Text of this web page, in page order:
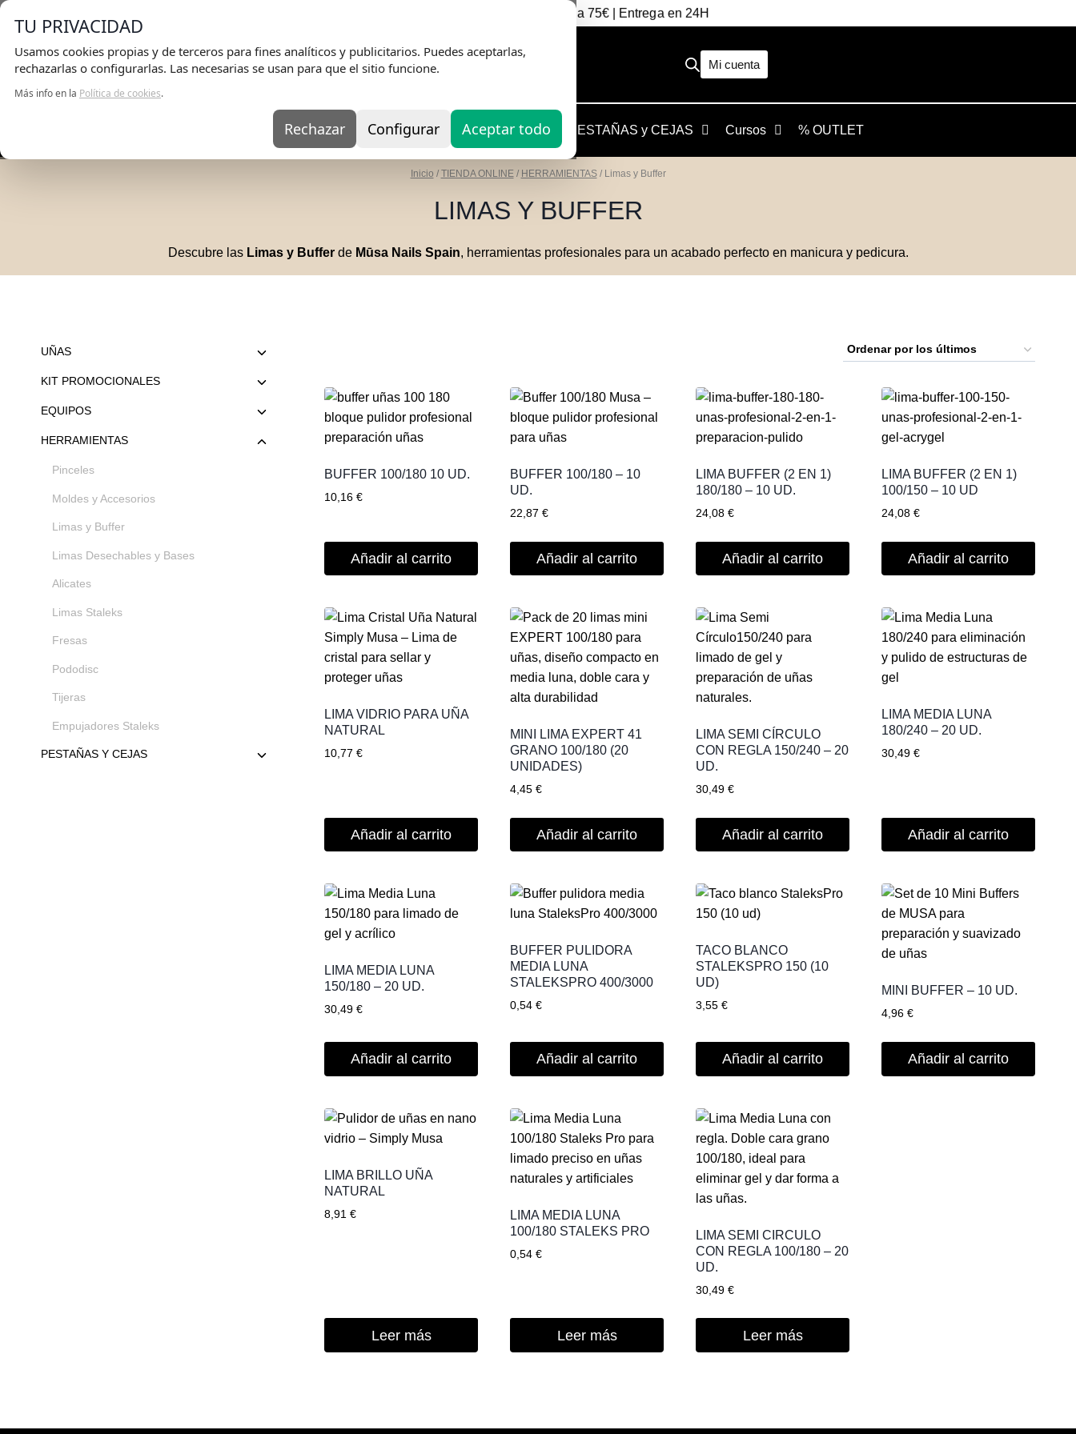
TU PRIVACIDAD
Usamos cookies propias y de terceros para fines analíticos y publicitarios. Puedes aceptarlas,
rechazarlas o configurarlas. Las necesarias se usan para que el sitio funcione.
Más info en la Política de cookies.
Rechazar Configurar Aceptar todo
en pedidos superiores a 75€ | Entrega en 24H
Mi cuenta
KITS EQUIPOS HERRAMIENTAS PESTAÑAS y CEJAS Cursos % OUTLET
Inicio / TIENDA ONLINE / HERRAMIENTAS / Limas y Buffer
LIMAS Y BUFFER
Descubre las Limas y Bufferde Mūsa Nails Spain, herramientas profesionales para un acabado perfecto en manicura y pedicura.
BUFFER 100/180 10 UD.
10,16€
Añadir al carrito
BUFFER 100/180 – 10
UD.
22,87€
Añadir al carrito
LIMA BUFFER (2 EN 1)
180/180 – 10 UD.
24,08€
Añadir al carrito
LIMA BUFFER (2 EN 1)
100/150 – 10 UD
24,08 €
Añadir al carrito
LIMA VIDRIO PARA UÑA
NATURAL
10,77€
Añadir al carrito
MINI LIMA EXPERT 41
GRANO 100/180 (20
UNIDADES)
4,45€
Añadir al carrito
LIMA SEMI CÍRCULO
CON REGLA 150/240 – 20
UD.
30,49€
Añadir al carrito
LIMA MEDIA LUNA
180/240 – 20 UD.
30,49 €
Añadir al carrito
LIMA MEDIA LUNA
150/180 – 20 UD.
30,49€
Añadir al carrito
BUFFER PULIDORA
MEDIA LUNA
STALEKSPRO 400/3000
0,54€
Añadir al carrito
TACO BLANCO
STALEKSPRO 150 (10
UD)
3,55€
Añadir al carrito
MINI BUFFER – 10 UD.
4,96 €
Añadir al carrito
LIMA BRILLO UÑA
NATURAL
8,91€
Leer más
LIMA MEDIA LUNA
100/180 STALEKS PRO
0,54€
Leer más
LIMA SEMI CIRCULO
CON REGLA 100/180 – 20
UD.
30,49€
Leer más
UÑAS
KIT PROMOCIONALES
EQUIPOS
HERRAMIENTAS
Pinceles
Moldes y Accesorios
Limas y Buffer
Limas Desechables y Bases
Alicates
Limas Staleks
Fresas
Pododisc
Tijeras
Empujadores Staleks
PESTAÑAS Y CEJAS